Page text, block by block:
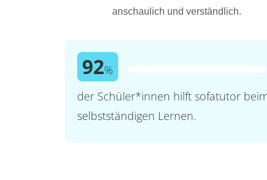
anschaulich und verständlich.
92%
der Schüler*innen hilft sofatutor
selbstständigen Lernen.